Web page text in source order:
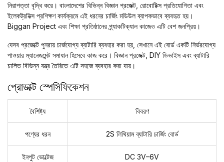
নিরাপত্তা বৃদ্ধি করে। বাংলাদেশের বিভিন্ন বিজ্ঞান প্রজেক্ট, রোবোটিক্স প্রতিযোগিতা এবং
ইলেকট্রনিক্স প্রশিক্ষণ কার্যক্রমে এই ধরনের চার্জিং মডিউল ব্যাপকভাবে ব্যবহৃত হয়।
Biggan Project এবং শিক্ষা প্রতিষ্ঠানের প্র্যাকটিক্যাল কাজেও এটি বেশ জনপ্রিয়।
যেসব প্রজেক্টে পুনরায় চার্জযোগ্য ব্যাটারি ব্যবহার করা হয়, সেখানে এই বোর্ড একটি নির্ভরযোগ্য
পাওয়ার ম্যানেজমেন্ট সমাধান হিসেবে কাজ করে। বিজ্ঞান প্রজেক্ট, DIY ডিভাইস এবং ব্যাটারি
চালিত বিভিন্ন যন্ত্র তৈরিতে এটি সহজে ব্যবহার করা যায়।
প্রোডাক্ট স্পেসিফিকেশন
বৈশিষ্ট্য বিবরণ
পণ্যের ধরন 2S লিথিয়াম ব্যাটারি চার্জিং বোর্ড
ইনপুট ভোল্টেজ DC 3V–6V